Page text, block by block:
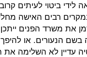
לידי ביטוי לעיתים
רבים האישה
את משרד הפנים
הנעורים. או
עדיין לא השלימה